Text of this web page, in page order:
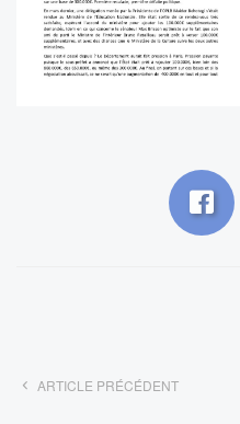
ARTICLE PRÉCÉDENT